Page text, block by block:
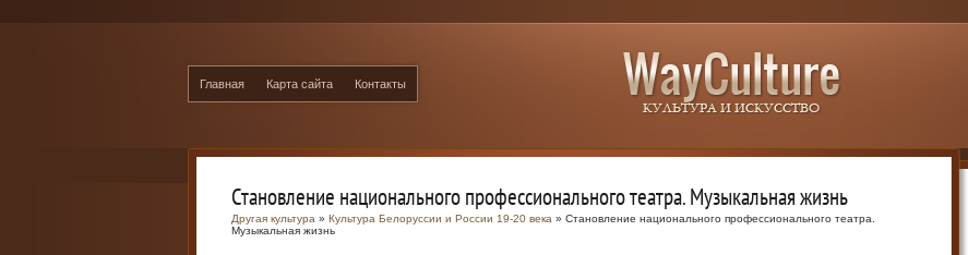
Главная Карта сайта Контакты
Становление национального профессионального театра. Музыкальная жизнь
Другая культура » Культура Белоруссии и России 19-20 века » Становление национального профессионального театра.
Музыкальная жизнь